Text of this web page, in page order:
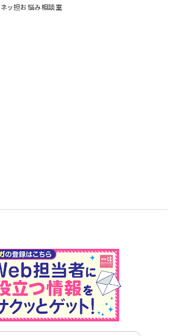
ネッ担お悩み相談室